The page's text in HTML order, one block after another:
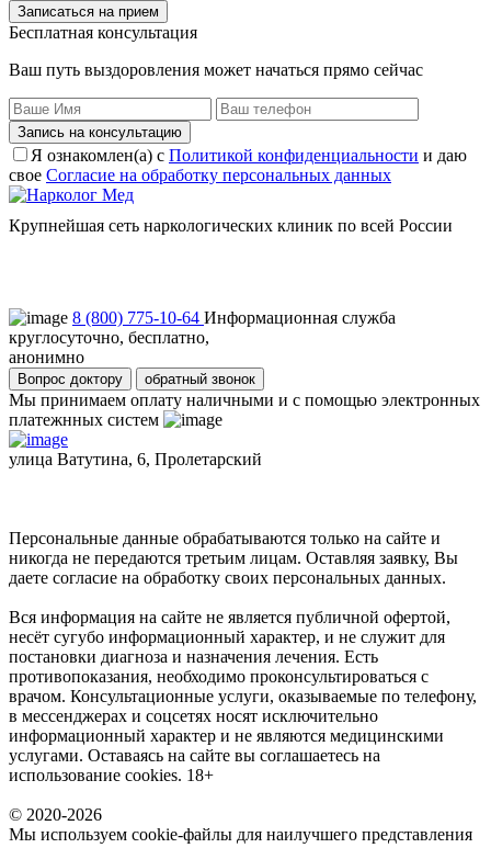
Записаться на прием
Бесплатная консультация
Ваш путь выздоровления может начаться прямо сейчас
Запись на консультацию
Я ознакомлен(а) с Политикой конфиденциальности и даю
свое Согласие на обработку персональных данных
Крупнейшая сеть наркологических клиник по всей России
8 (800) 775-10-64 Информационная служба
круглосуточно, бесплатно,
анонимно
Вопрос доктору обратный звонок
Мы принимаем оплату наличными и с помощью электронных
платежнных систем
улица Ватутина, 6, Пролетарский
Персональные данные обрабатываются только на сайте и
никогда не передаются третьим лицам. Оставляя заявку, Вы
даете согласие на обработку своих персональных данных.
Вся информация на сайте не является публичной офертой,
несёт сугубо информационный характер, и не служит для
постановки диагноза и назначения лечения. Есть
противопоказания, необходимо проконсультироваться с
врачом. Консультационные услуги, оказываемые по телефону,
в мессенджерах и соцсетях носят исключительно
информационный характер и не являются медицинскими
услугами. Оставаясь на сайте вы соглашаетесь на
использование cookies. 18+
© 2020-2026
Мы используем cookie-файлы для наилучшего представления